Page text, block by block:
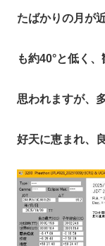
たばかりの月が
も約40°と低く
思われますが、
好天に恵まれ、